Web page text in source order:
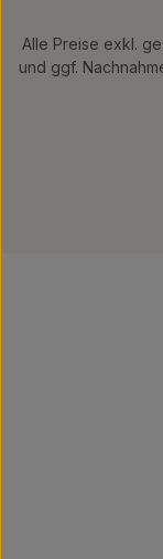
Alle Preise exkl.
und ggf.